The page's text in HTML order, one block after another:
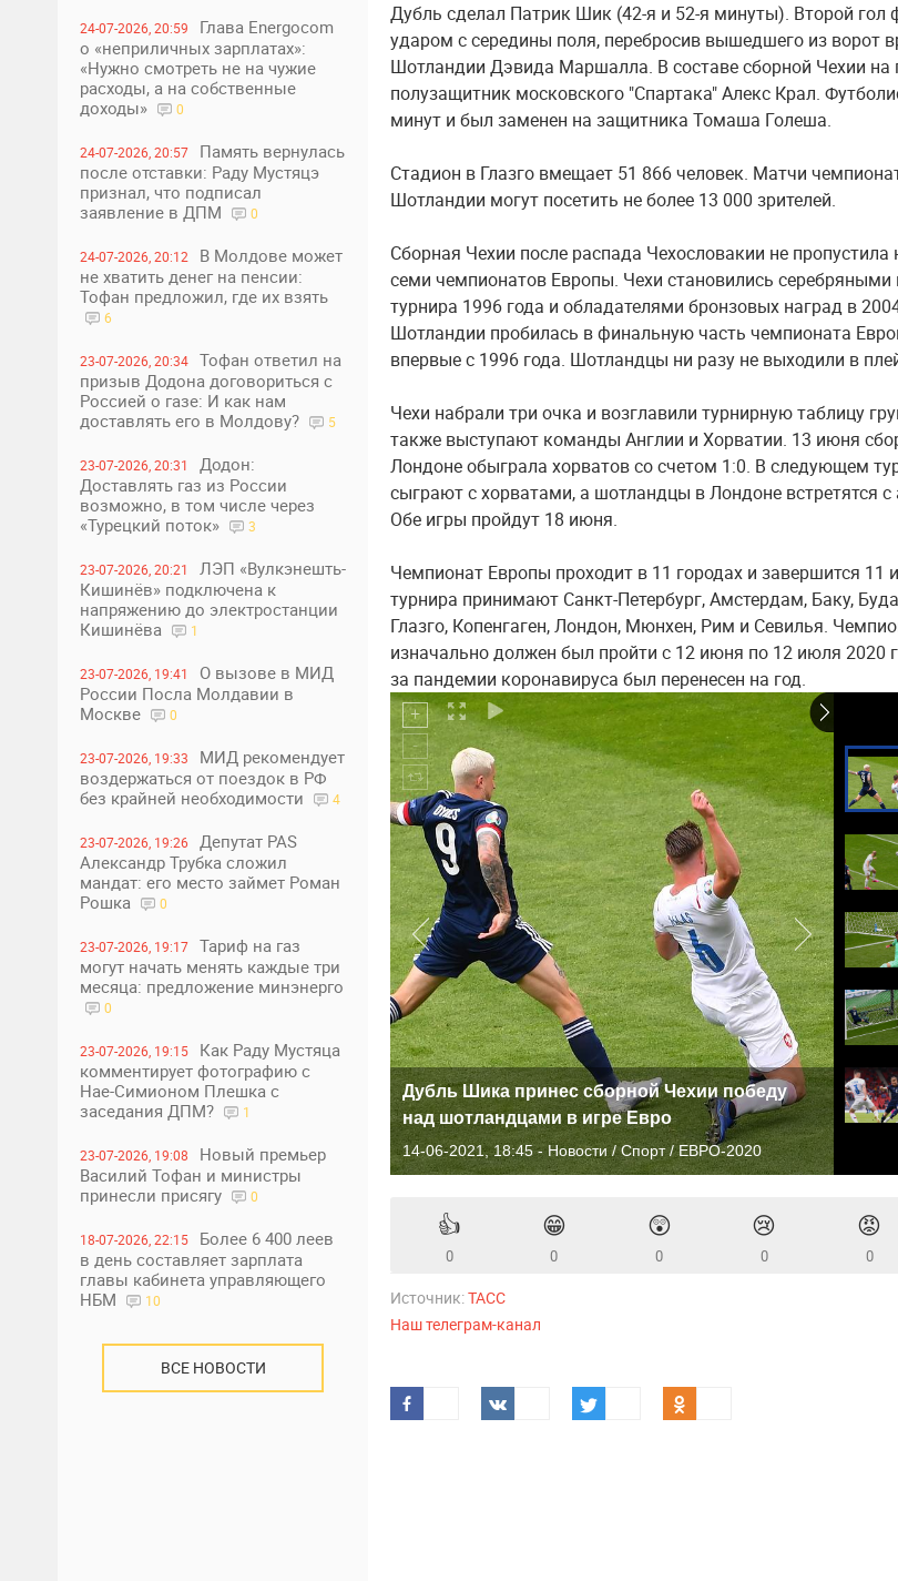
24-07-2026, 20:59
Глава Energocom
о «неприличных зарплатах»:
«Нужно смотреть не на чужие
расходы, а на собственные
доходы»
0
24-07-2026, 20:57
Память вернулась
после отставки: Раду Мустяцэ
признал, что подписал
заявление в ДПМ
0
24-07-2026, 20:12
В Молдове может
не хватить денег на пенсии:
Тофан предложил, где их взять
6
23-07-2026, 20:34
Тофан ответил на
призыв Додона договориться с
Россией о газе: И как нам
доставлять его в Молдову?
5
23-07-2026, 20:31
Додон:
Доставлять газ из России
возможно, в том числе через
«Турецкий поток»
3
23-07-2026, 20:21
ЛЭП «Вулкэнешть-
Кишинёв» подключена к
напряжению до электростанции
Кишинёва
1
23-07-2026, 19:41
О вызове в МИД
России Посла Молдавии в
Москве
0
23-07-2026, 19:33
МИД рекомендует
воздержаться от поездок в РФ
без крайней необходимости
4
23-07-2026, 19:26
Депутат PAS
Александр Трубка сложил
мандат: его место займет Роман
Рошка
0
23-07-2026, 19:17
Тариф на газ
могут начать менять каждые три
месяца: предложение минэнерго
0
23-07-2026, 19:15
Как Раду Мустяца
комментирует фотографию с
Нае-Симионом Плешка с
заседания ДПМ?
1
23-07-2026, 19:08
Новый премьер
Василий Тофан и министры
принесли присягу
0
18-07-2026, 22:15
Более 6 400 леев
в день составляет зарплата
главы кабинета управляющего
НБМ
10
ВСЕ НОВОСТИ
Дубль сделал Патрик Шик (42-я и 52-я минуты). Второй гол
ударом с середины поля, перебросив вышедшего из ворот
Шотландии Дэвида Маршалла. В составе сборной Чехии на
полузащитник московского "Спартака" Алекс Крал.
минут и был заменен на защитника Томаша Голеша.
Стадион в Глазго вмещает 51 866 человек. Матчи
Шотландии могут посетить не более 13 000 зрителей.
Сборная Чехии после распада Чехословакии не пропустила
семи чемпионатов Европы. Чехи становились серебряными
турнира 1996 года и обладателями бронзовых наград в
Шотландии пробилась в финальную часть чемпионата
впервые с 1996 года. Шотландцы ни разу не выходили в
Чехи набрали три очка и возглавили турнирную таблицу
также выступают команды Англии и Хорватии. 13 июня
Лондоне обыграла хорватов со счетом 1:0. В следующем
сыграют с хорватами, а шотландцы в Лондоне встретятся с
Обе игры пройдут 18 июня.
Чемпионат Европы проходит в 11 городах и завершится 11
турнира принимают Санкт-Петербург, Амстердам, Баку,
Глазго, Копенгаген, Лондон, Мюнхен, Рим и Севилья.
изначально должен был пройти с 12 июня по 12 июля 2020
за пандемии коронавируса был перенесен на год.
Дубль Шика принес сборной Чехии победу
над шотландцами в игре Евро
14-06-2021, 18:45 - Новости / Спорт / ЕВРО-2020
👍
0
😁
0
😲
0
😢
0
😡
0
Источник:ТАСС
Наш телеграм-канал